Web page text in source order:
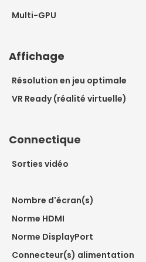
Multi-GPU
Affichage
Résolution en jeu optimale
VR Ready (réalité virtuelle)
Connectique
Sorties vidéo
Nombre d'écran(s)
Norme HDMI
Norme DisplayPort
Connecteur(s) alimentation